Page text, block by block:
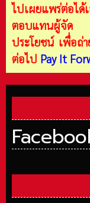
ไปเผยแพร่ต่อได้
ตอบแทนผู้จัด
ประโยชน์ เพื่อถ่
ต่อไป Pay It